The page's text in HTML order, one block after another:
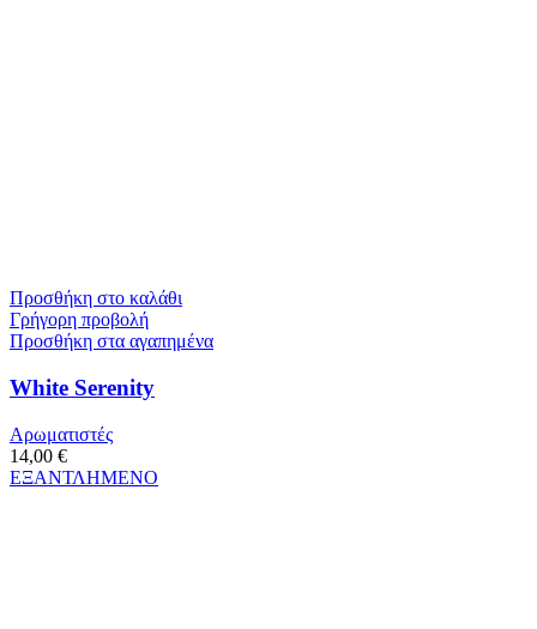
Προσθήκη στο καλάθι
Γρήγορη προβολή
Προσθήκη στα αγαπημένα
White Serenity
Αρωματιστές
14,00 €
ΕΞΑΝΤΛΗΜΕΝΟ